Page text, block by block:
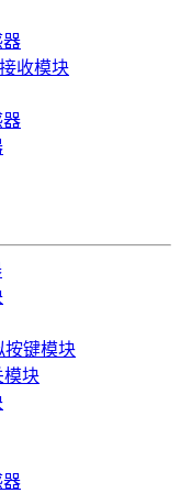
器
收模块
器
按键模块
模块
器